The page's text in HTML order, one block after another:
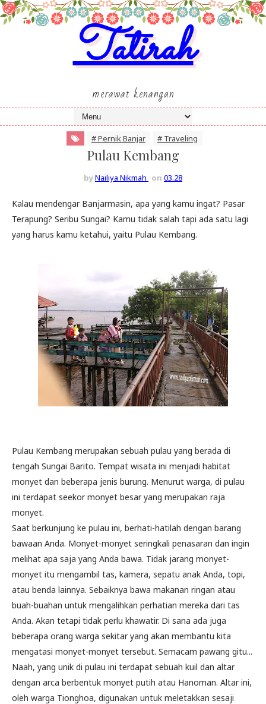
Tatirah
merawat kenangan
# Pernik Banjar # Traveling
Pulau Kembang
byNailiya Nikmah on 03.28
Kalau mendengar Banjarmasin, apa yang kamu ingat? Pasar
Terapung? Seribu Sungai? Kamu tidak salah tapi ada satu lagi
yang harus kamu ketahui, yaitu Pulau Kembang.
Pulau Kembang merupakan sebuah pulau yang berada di
tengah Sungai Barito. Tempat wisata ini menjadi habitat
monyet dan beberapa jenis burung. Menurut warga, di pulau
ini terdapat seekor monyet besar yang merupakan raja
monyet.
Saat berkunjung ke pulau ini, berhati-hatilah dengan barang
bawaan Anda. Monyet-monyet seringkali penasaran dan ingin
melihat apa saja yang Anda bawa. Tidak jarang monyet-
monyet itu mengambil tas, kamera, sepatu anak Anda, topi,
atau benda lainnya. Sebaiknya bawa makanan ringan atau
buah-buahan untuk mengalihkan perhatian mereka dari tas
Anda. Akan tetapi tidak perlu khawatir. Di sana ada juga
beberapa orang warga sekitar yang akan membantu kita
mengatasi monyet-monyet tersebut. Semacam pawang gitu...
Naah, yang unik di pulau ini terdapat sebuah kuil dan altar
dengan arca berbentuk monyet putih atau Hanoman. Altar ini,
oleh warga Tionghoa, digunakan untuk meletakkan sesaji